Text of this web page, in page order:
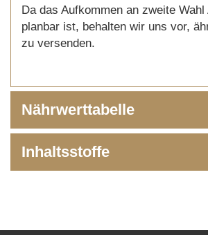
Da das Aufkommen an zweite
planbar ist, behalten wir uns vor,
zu versenden.
Nährwerttabelle
Inhaltsstoffe